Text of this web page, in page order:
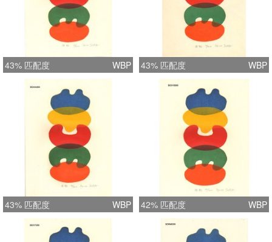
43% 匹配度 WBP 43% 匹配度 WBP
43% 匹配度 WBP 42% 匹配度 WBP